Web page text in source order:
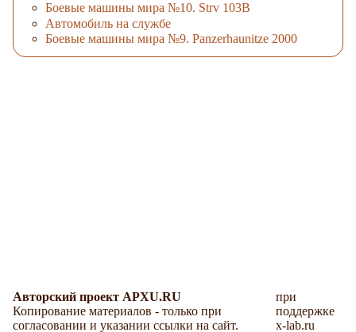
Боевые машины мира №10. Strv 103B
Автомобиль на службе
Боевые машины мира №9. Panzerhaunitze 2000
Авторский проект APXU.RU
Копирование материалов - только при
согласовании и указании ссылки на сайт.
при
поддержке
x-lab.ru